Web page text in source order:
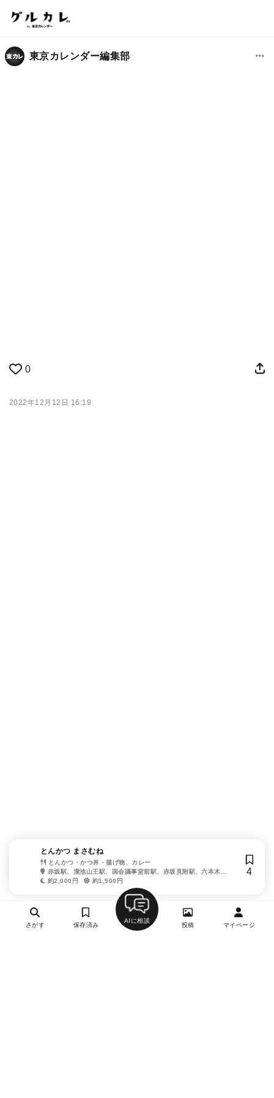
東京カレンダー編集部
0
2022年12月12日 16:19
とんかつ まさむね
とんかつ・かつ丼・揚げ物、カレー
赤坂駅、溜池山王駅、国会議事堂前駅、赤坂見附駅、六本木一
丁目駅、永田町駅
約2,000円 約1,500円
4
さがす 保存済み
AIに相談
投稿 マイページ